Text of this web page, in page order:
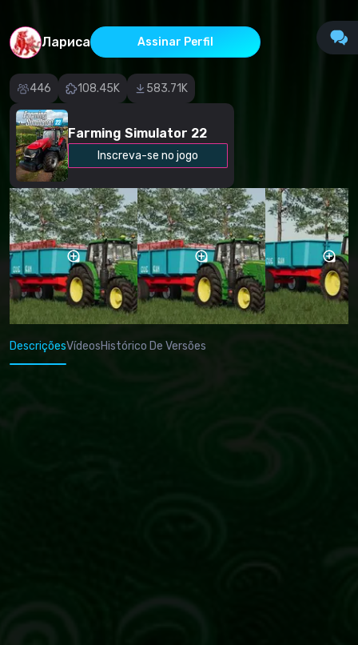
Лариса Assinar Perfil
446 108.45K 583.71K
Farming Simulator 22
Inscreva-se no jogo
DescriçõesVídeosHistórico De Versões